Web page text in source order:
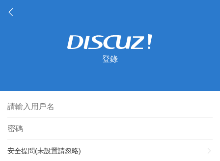
登錄
安全提問(未設置請忽略)